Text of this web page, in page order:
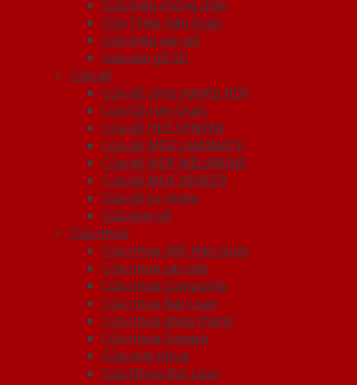
Cửa thép chống cháy
Cửa Thép Hàn Quốc
Cửa thép vân gỗ
Cửa vân gỗ 5D
Cửa gỗ
Cửa gỗ công nghiệp HDF
Cửa Gỗ Hàn Quốc
Cửa gỗ HDF VENEER
Cửa gỗ MDF LAMINATE
Cửa gỗ MDF MELAMINE
Cửa gỗ MDF VENEER
Cửa gỗ tự nhiên
Cửa vòm gỗ
Cửa nhựa
Cửa nhựa ABS Hàn Quốc
Cửa nhựa cao cấp
Cửa nhựa Composite
Cửa nhựa Đài Loan
Cửa nhựa ghép thanh
Cửa nhựa Sungyu
Cửa vòm nhựa
Cửa Nhựa Đài Loan